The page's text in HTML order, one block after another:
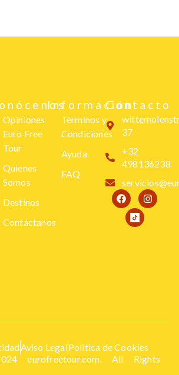
Opiniones
Euro Free
Tour
Quienes
Somos
Destinos
Contáctanos
Información
Términos y
Condiciones
Ayuda
FAQ
Contacto
37
+32
498136238
Aviso LegalPolitica de Cookies
eurofreetour.com. All Rights